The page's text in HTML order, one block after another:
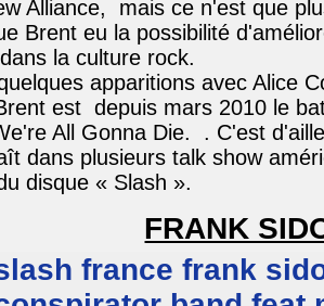
Alliance, mais ce n'est que
Brent eu la possibilité
la culture rock.
apparitions avec Alice
est depuis mars 2010 le
All Gonna Die. . C'est
dans plusieurs talk show
disque « Slash ».
FRANK